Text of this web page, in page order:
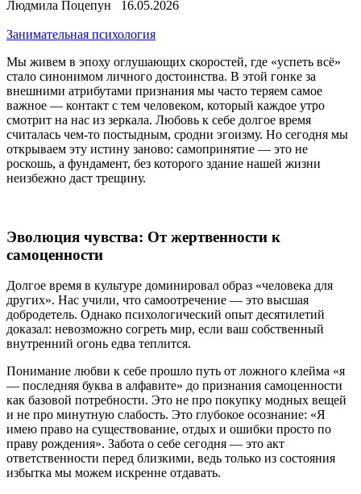
Людмила Поцепун 16.05.2026
Занимательная психология
Мы живем в эпоху оглушающих скоростей, где «успеть всё»
стало синонимом личного достоинства. В этой гонке за
внешними атрибутами признания мы часто теряем самое
важное — контакт с тем человеком, который каждое утро
смотрит на нас из зеркала. Любовь к себе долгое время
считалась чем-то постыдным, сродни эгоизму. Но сегодня мы
открываем эту истину заново: самопринятие — это не
роскошь, а фундамент, без которого здание нашей жизни
неизбежно даст трещину.
Эволюция чувства: От жертвенности к
самоценности
Долгое время в культуре доминировал образ «человека для
других». Нас учили, что самоотречение — это высшая
добродетель. Однако психологический опыт десятилетий
доказал: невозможно согреть мир, если ваш собственный
внутренний огонь едва теплится.
Понимание любви к себе прошло путь от ложного клейма «я
— последняя буква в алфавите» до признания самоценности
как базовой потребности. Это не про покупку модных вещей
и не про минутную слабость. Это глубокое осознание: «Я
имею право на существование, отдых и ошибки просто по
праву рождения». Забота о себе сегодня — это акт
ответственности перед близкими, ведь только из состояния
избытка мы можем искренне отдавать.